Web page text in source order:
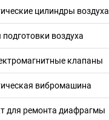
цилиндры воздуха
воздуха
клапаны
вибромашина
для ремонта диафрагмы